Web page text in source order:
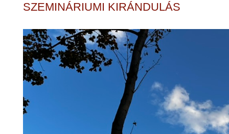
SZEMINÁRIUMI KIRÁNDULÁS